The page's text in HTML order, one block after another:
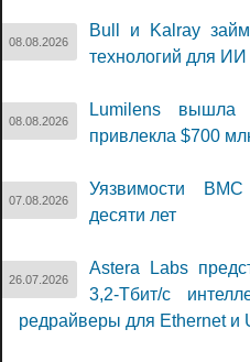
08.08.2026
Bull и Kalray
технологий для
08.08.2026
Lumilens
привлекла $700
07.08.2026
Уязвимости
десяти лет
26.07.2026
Astera Labs
3,2-Тбит/с
редрайверы для Ethernet и